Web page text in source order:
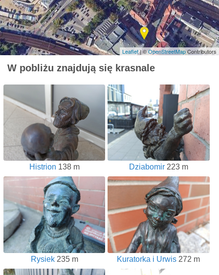
Leaflet| ©OpenStreetMapContributors
W pobliżu znajdują się krasnale
Histrion 138 m Dziabomir223 m
Rysiek235 m Kuratorka i Urwis 272 m